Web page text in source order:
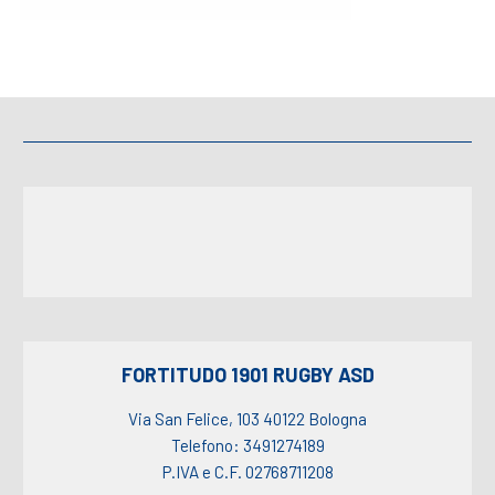
FORTITUDO 1901 RUGBY ASD
Via San Felice, 103 40122 Bologna
Telefono: 3491274189
P.IVA e C.F. 02768711208